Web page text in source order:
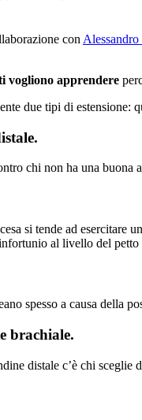
con
vogliono apprendere
due tipi di estensione:
chi non ha una buona
si tende ad esercitare
al livello del
spesso a causa della
brachiale.
distale c’è chi